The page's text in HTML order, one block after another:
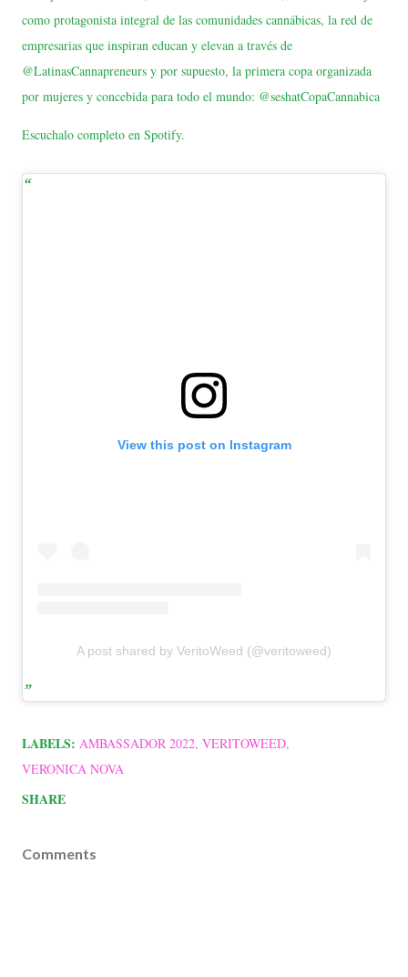
como protagonista integral de las comunidades cannábicas, la red de
empresarias que inspiran educan y elevan a través de
@LatinasCannapreneurs y por supuesto, la primera copa organizada
por mujeres y concebida para todo el mundo: @seshatCopaCannabica
Escuchalo completo en Spotify.
View this post on Instagram
A post shared by VeritoWeed (@veritoweed)
LABELS: AMBASSADOR 2022 VERITOWEED
VERONICA NOVA
SHARE
Comments